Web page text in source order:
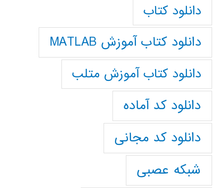
دانلود کتاب
دانلود کتاب آموزش MATLAB
دانلود کتاب آموزش متلب
دانلود کد آماده
دانلود کد مجانی
شبکه عصبی